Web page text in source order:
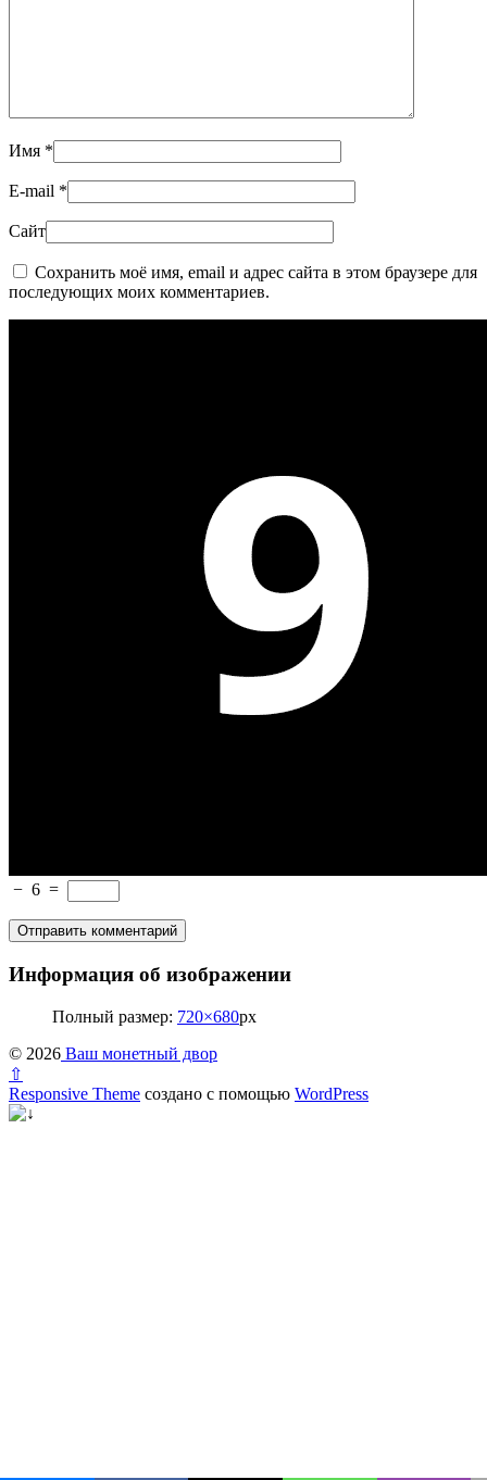
Имя *
E-mail *
Сайт
Сохранить моё имя, email и адрес сайта в этом браузере для
последующих моих комментариев.
− 6 =
Информация об изображении
Полный размер: 720×680px
© 2026 Ваш монетный двор
⇧
Responsive Theme создано с помощью WordPress